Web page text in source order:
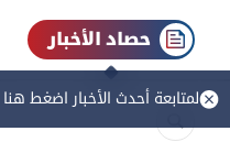
حصاد الأخبار
لمتابعة أحدث الأخبار اضغط هنا